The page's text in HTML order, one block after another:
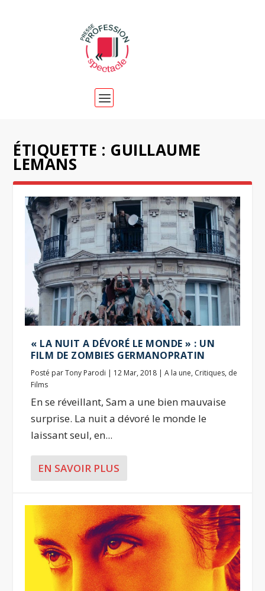
ÉTIQUETTE : GUILLAUME
LEMANS
« LA NUIT A DÉVORÉ LE MONDE » : UN
FILM DE ZOMBIES GERMANOPRATIN
Posté parTony Parodi | 12 Mar, 2018 |A la une, Critiques, de
Films
En se réveillant, Sam a une bien mauvaise
surprise. La nuit a dévoré le monde le
laissant seul, en...
EN SAVOIR PLUS